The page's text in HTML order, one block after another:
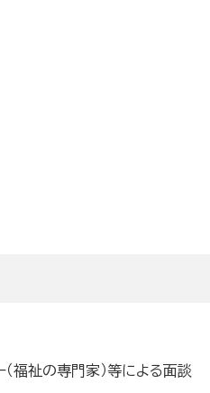
（福祉の専門家）等による面談